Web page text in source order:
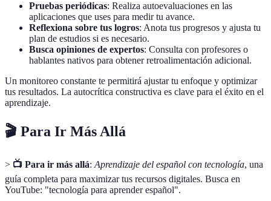
Pruebas periódicas: Realiza autoevaluaciones en las
aplicaciones que uses para medir tu avance.
Reflexiona sobre tus logros: Anota tus progresos y ajusta tu
plan de estudios si es necesario.
Busca opiniones de expertos: Consulta con profesores o
hablantes nativos para obtener retroalimentación adicional.
Un monitoreo constante te permitirá ajustar tu enfoque y optimizar
tus resultados. La autocrítica constructiva es clave para el éxito en el
aprendizaje.
🎬 Para Ir Más Allá
> 📺 Para ir más allá: Aprendizaje del español con tecnología, una
guía completa para maximizar tus recursos digitales. Busca en
YouTube: "tecnología para aprender español".